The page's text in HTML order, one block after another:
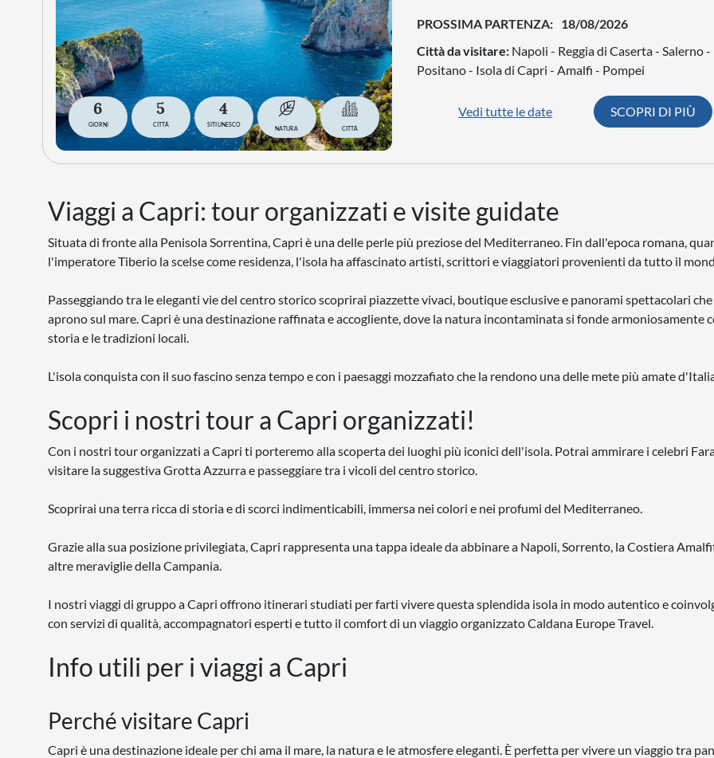
6
GIORNI
5
CITTÀ
4
SITI UNESCO
NATURA CITTÀ
PROSSIMA PARTENZA: 18/08/2026
Città da visitare: Napoli - Reggia di Caserta - Salerno -
Positano - Isola di Capri - Amalfi - Pompei
Vedi tutte le date SCOPRI DI PIÙ
Viaggi a Capri: tour organizzati e visite guidate
Situata di fronte alla Penisola Sorrentina, Capri è una delle perle più preziose del Mediterraneo. Fin dall'epoca romana,
l'imperatore Tiberio la scelse come residenza, l'isola ha affascinato artisti, scrittori e viaggiatori provenienti da tutto il
Passeggiando tra le eleganti vie del centro storico scoprirai piazzette vivaci, boutique esclusive e panorami spettacolari che
aprono sul mare. Capri è una destinazione raffinata e accogliente, dove la natura incontaminata si fonde armoniosamente
storia e le tradizioni locali.
L'isola conquista con il suo fascino senza tempo e con i paesaggi mozzafiato che la rendono una delle mete più amate
Scopri i nostri tour a Capri organizzati!
Con i nostri tour organizzati a Capri ti porteremo alla scoperta dei luoghi più iconici dell'isola. Potrai ammirare i celebri
visitare la suggestiva Grotta Azzurra e passeggiare tra i vicoli del centro storico.
Scoprirai una terra ricca di storia e di scorci indimenticabili, immersa nei colori e nei profumi del Mediterraneo.
Grazie alla sua posizione privilegiata, Capri rappresenta una tappa ideale da abbinare a Napoli, Sorrento, la Costiera
altre meraviglie della Campania.
I nostri viaggi di gruppo a Capri offrono itinerari studiati per farti vivere questa splendida isola in modo autentico e
con servizi di qualità, accompagnatori esperti e tutto il comfort di un viaggio organizzato Caldana Europe Travel.
Info utili per i viaggi a Capri
Perché visitare Capri
Capri è una destinazione ideale per chi ama il mare, la natura e le atmosfere eleganti. È perfetta per vivere un viaggio tra